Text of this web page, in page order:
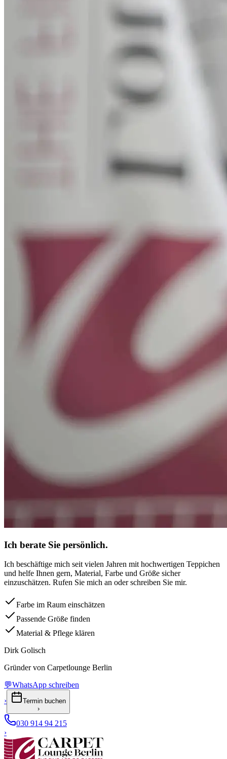
Ich berate Sie persönlich.
Ich beschäftige mich seit vielen Jahren mit hochwertigen Teppichen
und helfe Ihnen gern, Material, Farbe und Größe sicher
einzuschätzen. Rufen Sie mich an oder schreiben Sie mir.
Farbe im Raum einschätzen
Passende Größe finden
Material & Pflege klären
Dirk Golisch
Gründer von Carpetlounge Berlin
💬WhatsApp schreiben
›
Termin buchen
›
030 914 94 215
›